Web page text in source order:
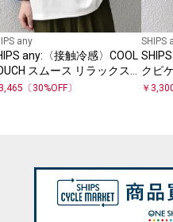
any
any:〈接触冷感〉COOL
スムース リラックス
ット Tシャツ 26SS◇
3,465 〔 30%OFF〕
SHIPS
クピ
き シ
￥